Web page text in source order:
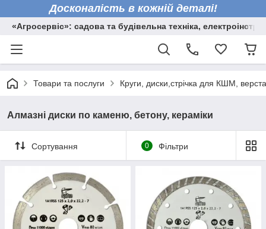
Досконалість в кожній деталі!
«Агросервіс»: садова та будівельна техніка,
Товари та послуги Круги, диски,стрічка для КШМ,
Алмазні диски по каменю, бетону, кераміки
Сортування 0 Фільтри